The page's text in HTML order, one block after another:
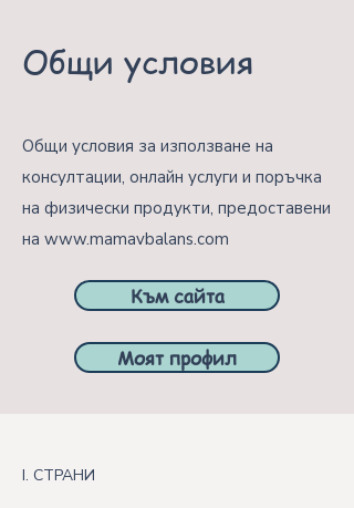
Общи условия
Общи условия за използване на
консултации, онлайн услуги и поръчка
на физически продукти, предоставени
на www.mamavbalans.com
Към сайта
Моят профил
I. СТРАНИ